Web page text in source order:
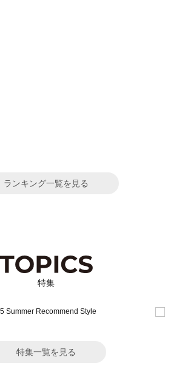
ランキング一覧を見る
特集
特集一覧を見る